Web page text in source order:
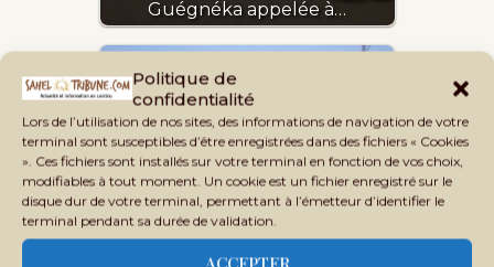
Politique de
confidentialité
Lors de l’utilisation de nos sites, des informations de navigation de votre
terminal sont susceptibles d’être enregistrées dans des fichiers « Cookies
». Ces fichiers sont installés sur votre terminal en fonction de vos choix,
modifiables à tout moment. Un cookie est un fichier enregistré sur le
disque dur de votre terminal, permettant à l’émetteur d’identifier le
terminal pendant sa durée de validation.
Guégnéka appelée à…
Audit financier de la